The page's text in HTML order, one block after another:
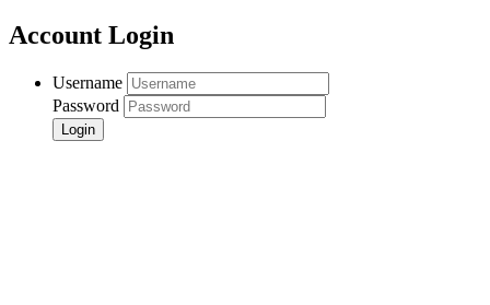
Account Login
Username
Password